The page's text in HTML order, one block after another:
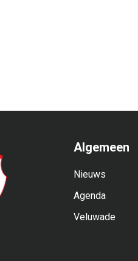
Algemeen
Nieuws
Agenda
Veluwade